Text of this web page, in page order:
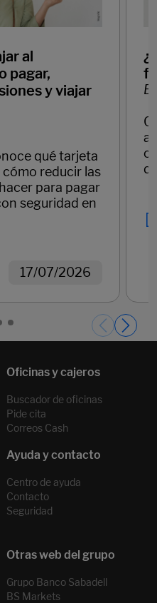
al
pagar,
y viajar
qué tarjeta
reducir las
para pagar
seguridad en
17/07/2026
Buscador de oficinas
Pide cita
Correos Cash
Centro de ayuda
Contacto
Seguridad
Grupo Banco Sabadell
BS Markets